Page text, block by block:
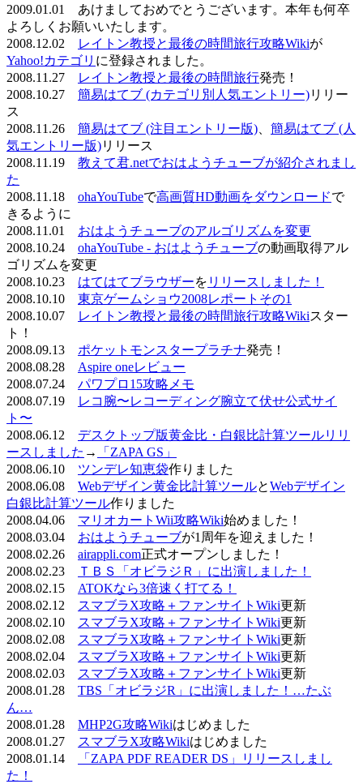
2009.01.01 あけましておめでとうございます。本年も何卒
よろしくお願いいたします。
2008.12.02
レイトン教授と最後の時間旅行攻略Wikiが
Yahoo!カテゴリ に登録されました。
2008.11.27
レイトン教授と最後の時間旅行発売！
2008.10.27 簡易はてブ (カテゴリ別人気エントリー)リリー
ス
2008.11.26 簡易はてブ (注目エントリー版)
簡易はてブ (人
気エントリー版)リリース
2008.11.19 教えて君.netでおはようチューブが紹介されまし
た
2008.11.18 ohaYouTubeで高画質HD動画をダウンロードで
きるように
2008.11.01 おはようチューブのアルゴリズムを変更
2008.10.24 ohaYouTube - おはようチューブの動画取得アル
ゴリズムを変更
2008.10.23 はてはてブラウザーを リリースしました！
2008.10.10 東京ゲームショウ2008レポートその1
2008.10.07
レイトン教授と最後の時間旅行攻略Wikiスター
ト！
2008.09.13 ポケットモンスタープラチナ発売！
2008.08.28 Aspire oneレビュー
2008.07.24 パワプロ15攻略メモ
2008.07.19
レコ腕〜レコーディング腕立て伏せ公式サイ
ト〜
2008.06.12 デスクトップ版黄金比・白銀比計算ツールリリ
ースしました →
「ZAPA GS」
2008.06.10 ツンデレ知恵袋作りました
2008.06.08 Webデザイン黄金比計算ツールとWebデザイン
白銀比計算ツール作りました
2008.04.06 マリオカートWii攻略Wiki始めました！
2008.03.04 おはようチューブが1周年を迎えました！
2008.02.26 airappli.com正式オープンしました！
2008.02.23
ＴＢＳ「オビラジＲ」に出演しました！
2008.02.15 ATOKなら3倍速く打てる！
2008.02.12
スマブラX攻略＋ファンサイトWiki更新
2008.02.10
スマブラX攻略＋ファンサイトWiki更新
2008.02.08
スマブラX攻略＋ファンサイトWiki更新
2008.02.04
スマブラX攻略＋ファンサイトWiki更新
2008.02.03
スマブラX攻略＋ファンサイトWiki更新
2008.01.28 TBS「オビラジR」に出演しました！…たぶ
ん…
2008.01.28 MHP2G攻略Wikiはじめました
2008.01.27
スマブラX攻略Wikiはじめました
2008.01.14
「ZAPA PDF READER DS」リリースしまし
た！